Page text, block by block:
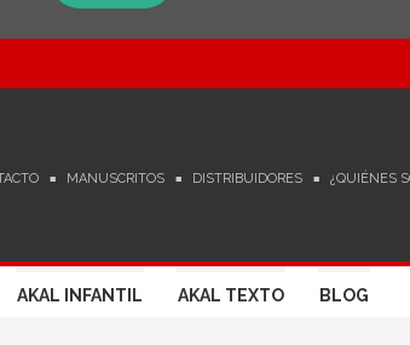
MANUSCRITOS DISTRIBUIDORES ¿QUIÉNES
AKAL INFANTIL AKAL TEXTO BLOG